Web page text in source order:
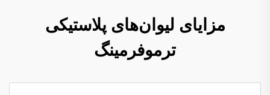
مزایای لیوان‌های پلاستیکی
ترموفرمینگ